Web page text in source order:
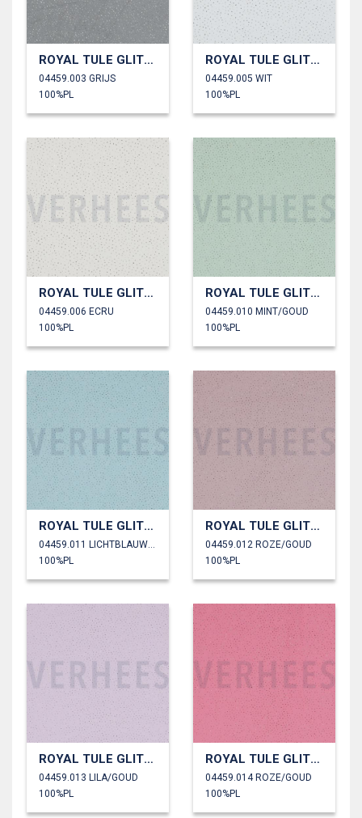
ROYAL TULE GLITTER
04459.003 GRIJS
100%PL
ROYAL TULE GLITTER
04459.005 WIT
100%PL
ROYAL TULE GLITTER
04459.006 ECRU
100%PL
ROYAL TULE GLITTER
04459.010 MINT/GOUD
100%PL
ROYAL TULE GLITTER
04459.011 LICHTBLAUW/GOUD
100%PL
ROYAL TULE GLITTER
04459.012 ROZE/GOUD
100%PL
ROYAL TULE GLITTER
04459.013 LILA/GOUD
100%PL
ROYAL TULE GLITTER
04459.014 ROZE/GOUD
100%PL